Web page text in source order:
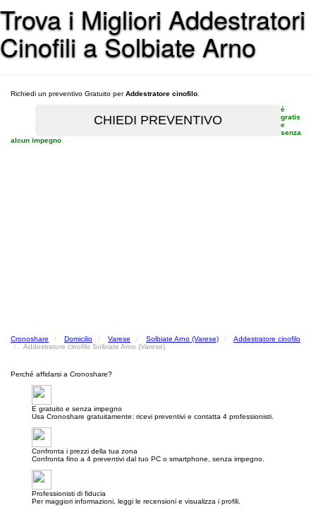
Trova i Migliori Addestratori
Cinofili a Solbiate Arno
Richiedi un preventivo Gratuito perAddestratore cinofilo
è
gratis
e
senza
alcun impegno
Cronoshare Domicilio Varese Solbiate Arno (Varese)
Addestratore cinofilo
Addestratore cinofilo Solbiate Arno (Varese)
Perché affidarsi a Cronoshare?
E gratuito e senza impegno
Usa Cronoshare gratuitamente: ricevi preventivi e contatta 4 professionisti.
Confronta i prezzi della tua zona
Confronta fino a 4 preventivi dal tuo PC o smartphone, senza impegno.
Professionisti di fiducia
Per maggiori informazioni, leggi le recensioni e visualizza i profili.